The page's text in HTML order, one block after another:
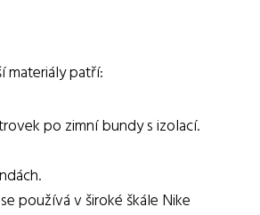
materiály patří:
po zimní bundy s izolací.
používá v široké škále Nike